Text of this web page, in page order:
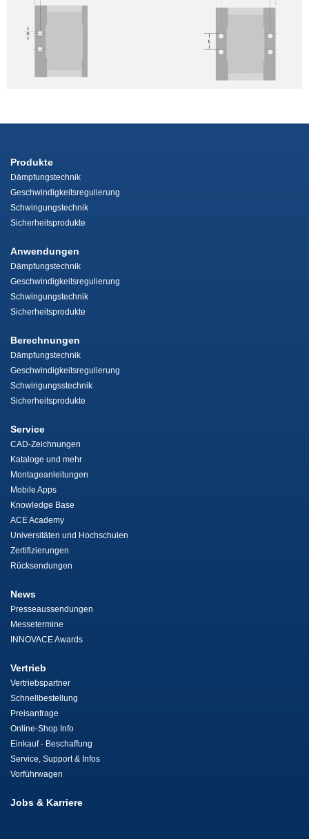
Produkte
Dämpfungstechnik
Geschwindigkeitsregulierung
Schwingungstechnik
Sicherheitsprodukte
Anwendungen
Dämpfungstechnik
Geschwindigkeitsregulierung
Schwingungstechnik
Sicherheitsprodukte
Berechnungen
Dämpfungstechnik
Geschwindigkeitsregulierung
Schwingungsstechnik
Sicherheitsprodukte
Service
CAD-Zeichnungen
Kataloge und mehr
Montageanleitungen
Mobile Apps
Knowledge Base
ACE Academy
Universitäten und Hochschulen
Zertifizierungen
Rücksendungen
News
Presseaussendungen
Messetermine
INNOVACE Awards
Vertrieb
Vertriebspartner
Schnellbestellung
Preisanfrage
Online-Shop Info
Einkauf - Beschaffung
Service, Support & Infos
Vorführwagen
Jobs & Karriere